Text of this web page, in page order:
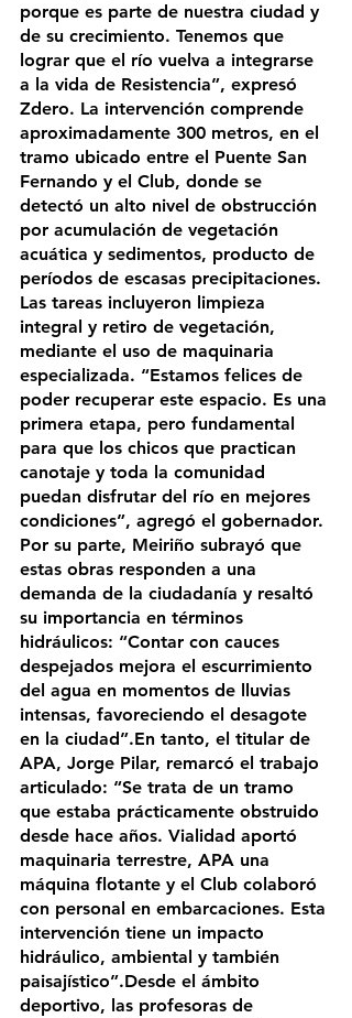
porque es parte de nuestra ciudad y
de su crecimiento. Tenemos que
lograr que el río vuelva a integrarse
a la vida de Resistencia”, expresó
Zdero. La intervención comprende
aproximadamente 300 metros, en el
tramo ubicado entre el Puente San
Fernando y el Club, donde se
detectó un alto nivel de obstrucción
por acumulación de vegetación
acuática y sedimentos, producto de
períodos de escasas precipitaciones.
Las tareas incluyeron limpieza
integral y retiro de vegetación,
mediante el uso de maquinaria
especializada. “Estamos felices de
poder recuperar este espacio. Es una
primera etapa, pero fundamental
para que los chicos que practican
canotaje y toda la comunidad
puedan disfrutar del río en mejores
condiciones”, agregó el gobernador.
Por su parte, Meiriño subrayó que
estas obras responden a una
demanda de la ciudadanía y resaltó
su importancia en términos
hidráulicos: “Contar con cauces
despejados mejora el escurrimiento
del agua en momentos de lluvias
intensas, favoreciendo el desagote
en la ciudad”.En tanto, el titular de
APA, Jorge Pilar, remarcó el trabajo
articulado: “Se trata de un tramo
que estaba prácticamente obstruido
desde hace años. Vialidad aportó
maquinaria terrestre, APA una
máquina flotante y el Club colaboró
con personal en embarcaciones. Esta
intervención tiene un impacto
hidráulico, ambiental y también
paisajístico”.Desde el ámbito
deportivo, las profesoras de